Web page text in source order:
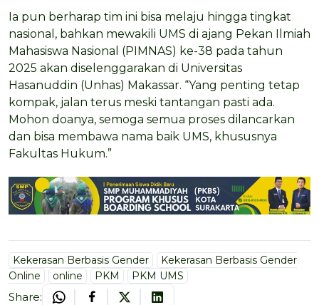
Ia pun berharap tim ini bisa melaju hingga tingkat
nasional, bahkan mewakili UMS di ajang Pekan Ilmiah
Mahasiswa Nasional (PIMNAS) ke-38 pada tahun
2025 akan diselenggarakan di Universitas
Hasanuddin (Unhas) Makassar. “Yang penting tetap
kompak, jalan terus meski tantangan pasti ada.
Mohon doanya, semoga semua proses dilancarkan
dan bisa membawa nama baik UMS, khususnya
Fakultas Hukum.”
Kekerasan Berbasis Gender
Kekerasan Berbasis Gender
Online
online PKM PKM UMS
Share: